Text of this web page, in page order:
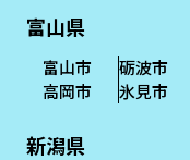
富山県
富山市 砺波市
高岡市
氷見市
新潟県